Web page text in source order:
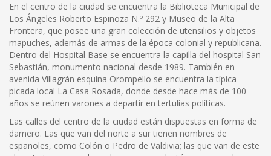
En el centro de la ciudad se encuentra la Biblioteca Municipal de
Los Ángeles Roberto Espinoza N.º 292 y Museo de la Alta
Frontera, que posee una gran colección de utensilios y objetos
mapuches, además de armas de la época colonial y republicana.
Dentro del Hospital Base se encuentra la capilla del hospital San
Sebastián, monumento nacional desde 1989. También en
avenida Villagrán esquina Orompello se encuentra la típica
picada local La Casa Rosada, donde desde hace más de 100
años se reúnen varones a departir en tertulias políticas.
Las calles del centro de la ciudad están dispuestas en forma de
damero. Las que van del norte a sur tienen nombres de
españoles, como Colón o Pedro de Valdivia; las que van de este